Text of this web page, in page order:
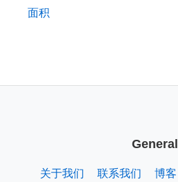
面积
General
关于我们 联系我们 博客